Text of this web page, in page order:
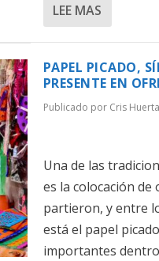
LEE MAS
PAPEL PICADO,
PRESENTE EN
Publicado por Cris Huerta
Una de las
es la colocación
partieron, y entre
está el papel
importantes